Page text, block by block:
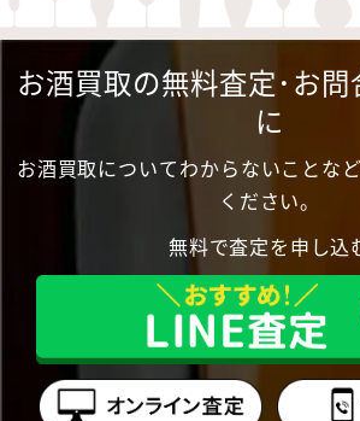
お酒買取の無料査定･お
に
お酒買取についてわからないことな
ください。
無料で査定を申し込